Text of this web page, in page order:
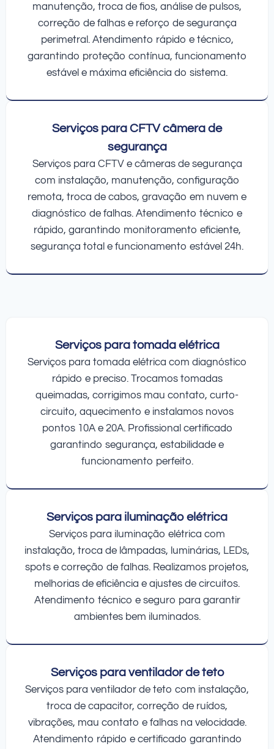
manutenção, troca de fios, análise de pulsos,
correção de falhas e reforço de segurança
perimetral. Atendimento rápido e técnico,
garantindo proteção contínua, funcionamento
estável e máxima eficiência do sistema.
Serviços para CFTV câmera de
segurança
Serviços para CFTV e câmeras de segurança
com instalação, manutenção, configuração
remota, troca de cabos, gravação em nuvem e
diagnóstico de falhas. Atendimento técnico e
rápido, garantindo monitoramento eficiente,
segurança total e funcionamento estável 24h.
Serviços para tomada elétrica
Serviços para tomada elétrica com diagnóstico
rápido e preciso. Trocamos tomadas
queimadas, corrigimos mau contato, curto-
circuito, aquecimento e instalamos novos
pontos 10A e 20A. Profissional certificado
garantindo segurança, estabilidade e
funcionamento perfeito.
Serviços para iluminação elétrica
Serviços para iluminação elétrica com
instalação, troca de lâmpadas, luminárias, LEDs,
spots e correção de falhas. Realizamos projetos,
melhorias de eficiência e ajustes de circuitos.
Atendimento técnico e seguro para garantir
ambientes bem iluminados.
Serviços para ventilador de teto
Serviços para ventilador de teto com instalação,
troca de capacitor, correção de ruídos,
vibrações, mau contato e falhas na velocidade.
Atendimento rápido e certificado garantindo